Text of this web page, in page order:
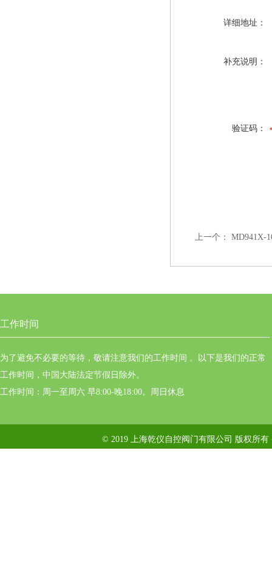
详细地址：
补充说明：
验证码：
上一个： MD941X-
工作时间
为了避免不必要的等待，敬请注意我们的工作时间 。以下是我们的正常
工作时间，中国大陆法定节假日除外。
工作时间：周一至周六 早8:00-晚18:00。周日休息
© 2019 上海乾仪自控阀门有限公司 版权所有